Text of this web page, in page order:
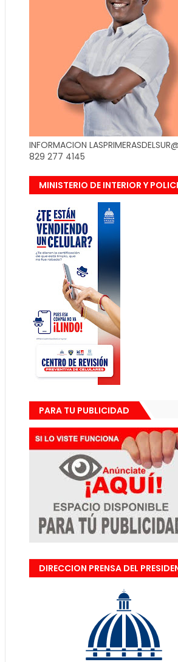
INFORMACION
829 277 4145
MINISTERIO DE INTERIOR Y
PARA TU PUBLICIDAD
DIRECCION PRENSA DEL